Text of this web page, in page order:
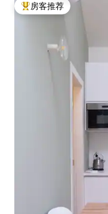
热门「房客推荐」
房客推荐